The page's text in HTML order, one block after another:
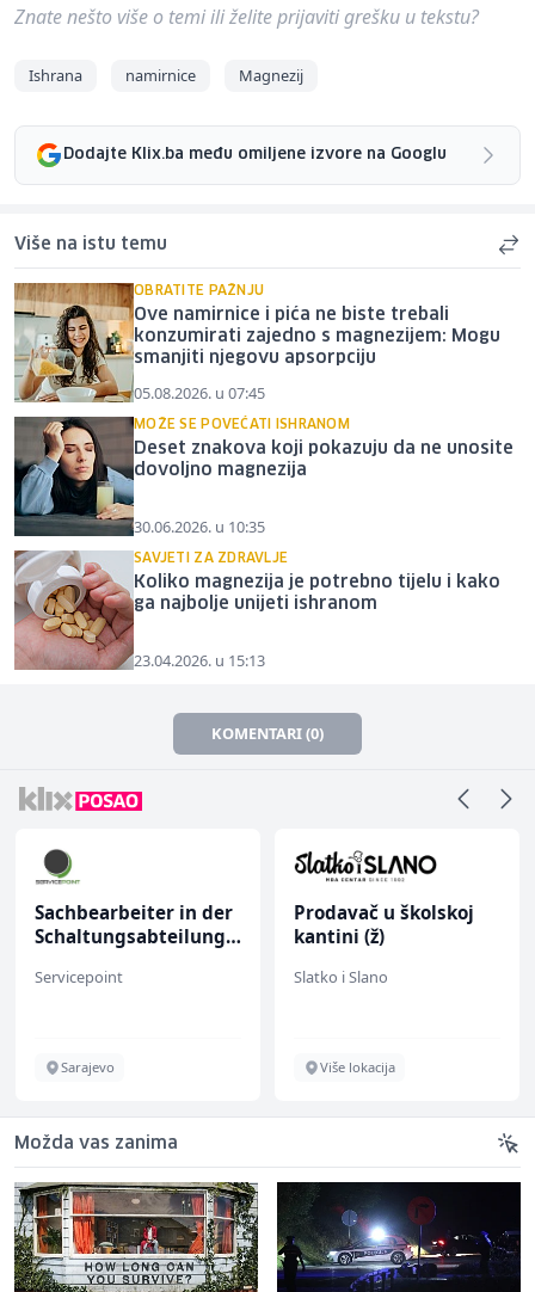
Znate nešto više o temi ili želite prijaviti grešku u tekstu?
Ishrana namirnice Magnezij
Dodajte Klix.ba među omiljene izvore na Googlu
Više na istu temu
OBRATITE PAŽNJU
Ove namirnice i pića ne biste trebali
konzumirati zajedno s magnezijem: Mogu
smanjiti njegovu apsorpciju
05.08.2026. u 07:45
MOŽE SE POVEĆATI ISHRANOM
Deset znakova koji pokazuju da ne unosite
dovoljno magnezija
30.06.2026. u 10:35
SAVJETI ZA ZDRAVLJE
Koliko magnezija je potrebno tijelu i kako
ga najbolje unijeti ishranom
23.04.2026. u 15:13
KOMENTARI (0)
Sachbearbeiter in der
Schaltungsabteilung
Servicepoint
Sarajevo
Prodavač u školskoj
kantini (ž)
Slatko i Slano
Više lokacija
Možda vas zanima